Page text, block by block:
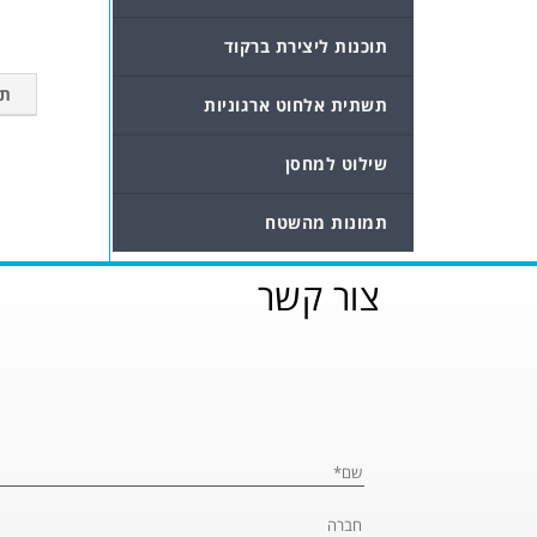
תוכנות ליצירת ברקוד
תשתית אלחוט ארגוניות
שילוט למחסן
תמונות מהשטח
צור קשר